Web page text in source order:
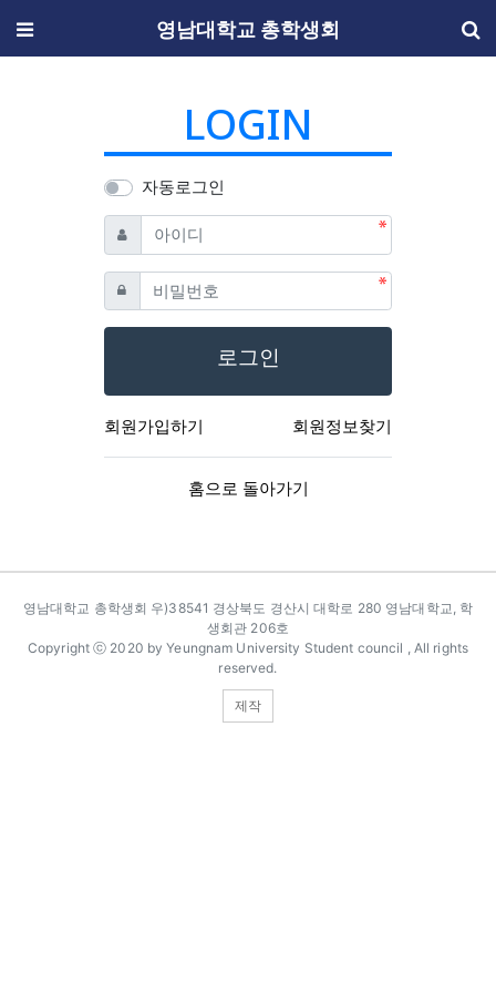
메뉴 영남대학교 총학생회
LOGIN
자동로그인
아이디
필수
비밀번호필수
로그인
회원가입하기 회원정보찾기
홈으로 돌아가기
카피라이트
영남대학교 총학생회 우)38541 경상북도 경산시 대학로 280 영남대학교, 학
생회관 206호
Copyright ⓒ 2020 by Yeungnam University Student council , All rights
reserved.
제작